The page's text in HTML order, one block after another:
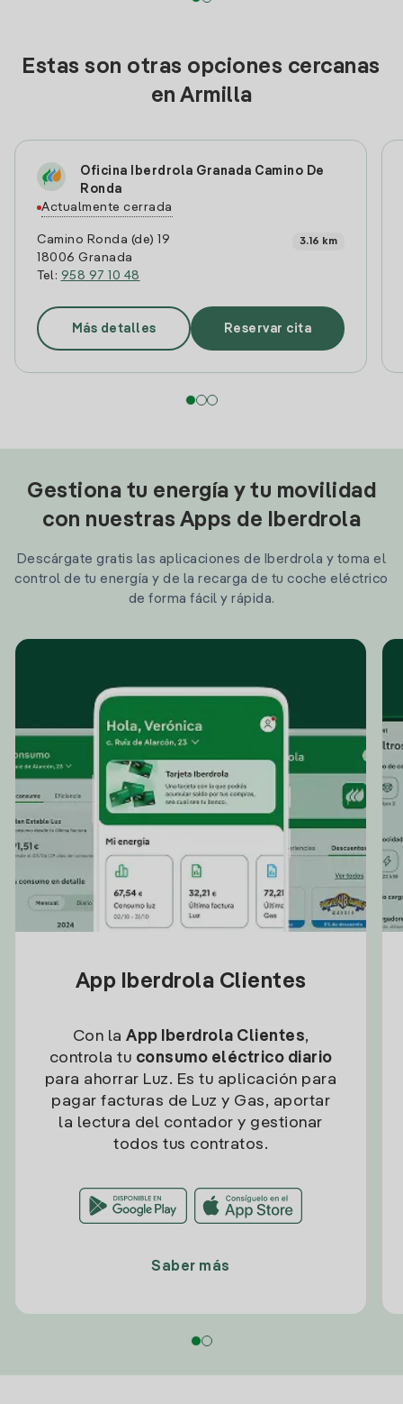
Estas son otras opciones cercanas
en Armilla
Oficina Iberdrola Granada Camino De
Ronda
Actualmente cerrada
Camino Ronda (de) 19
18006 Granada
Tel: 958 97 10 48
3.16 km
Más detalles Reservar cita
Gestiona tu energía y tu movilidad
con nuestras Apps de Iberdrola
Descárgate gratis las aplicaciones de Iberdrola y toma el
control de tu energía y de la recarga de tu coche eléctrico
de forma fácil y rápida.
App Iberdrola Clientes
Con la App Iberdrola Clientes,
controla tu consumo eléctrico diario
para ahorrar Luz. Es tu aplicación para
pagar facturas de Luz y Gas, aportar
la lectura del contador y gestionar
todos tus contratos.
Saber más